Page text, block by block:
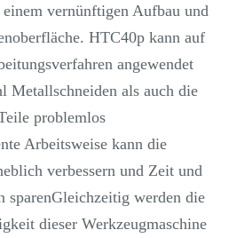
vernünftigen Aufbau und
HTC40p kann auf
angewendet
Metallschneiden als auch die
problemlos
Arbeitsweise kann die
verbessern und Zeit und
sparenGleichzeitig werden die
dieser Werkzeugmaschine